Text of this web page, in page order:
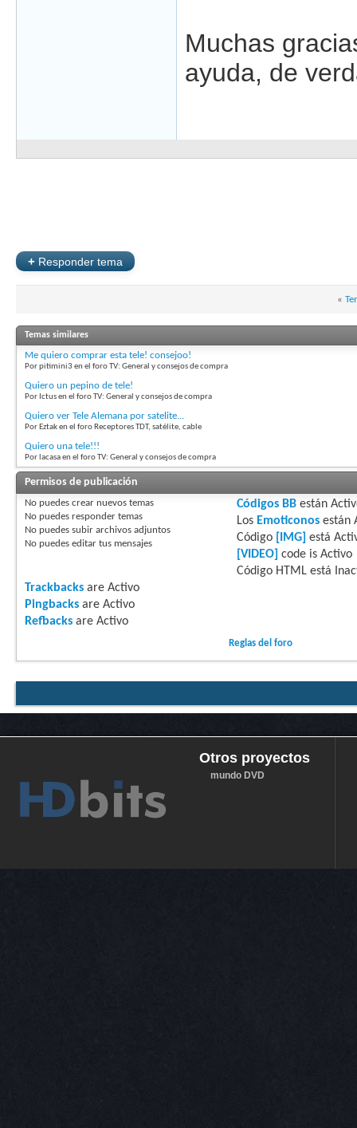
Muchas
ayuda, de
+ Responder tema
«
Temas similares
Me quiero comprar esta tele! consejoo!
Por pitimini3 en el foro TV: General y consejos de compra
Quiero un pepino de tele!
Por Ictus en el foro TV: General y consejos de compra
Quiero ver Tele Alemana por satelite...
Por Eztak en el foro Receptores TDT, satélite, cable
Quiero una tele!!!
Por lacasa en el foro TV: General y consejos de compra
Permisos de publicación
No puedes crear nuevos temas
No puedes responder temas
No puedes subir archivos adjuntos
No puedes editar tus mensajes
Códigos BBestán
Los Emoticonosestán
Código
[IMG] está
[VIDEO] code is Activo
Código HTML está
Trackbacks are Activo
Pingbacks are Activo
Refbacks are Activo
Reglas del foro
Otros proyectos
mundo DVD